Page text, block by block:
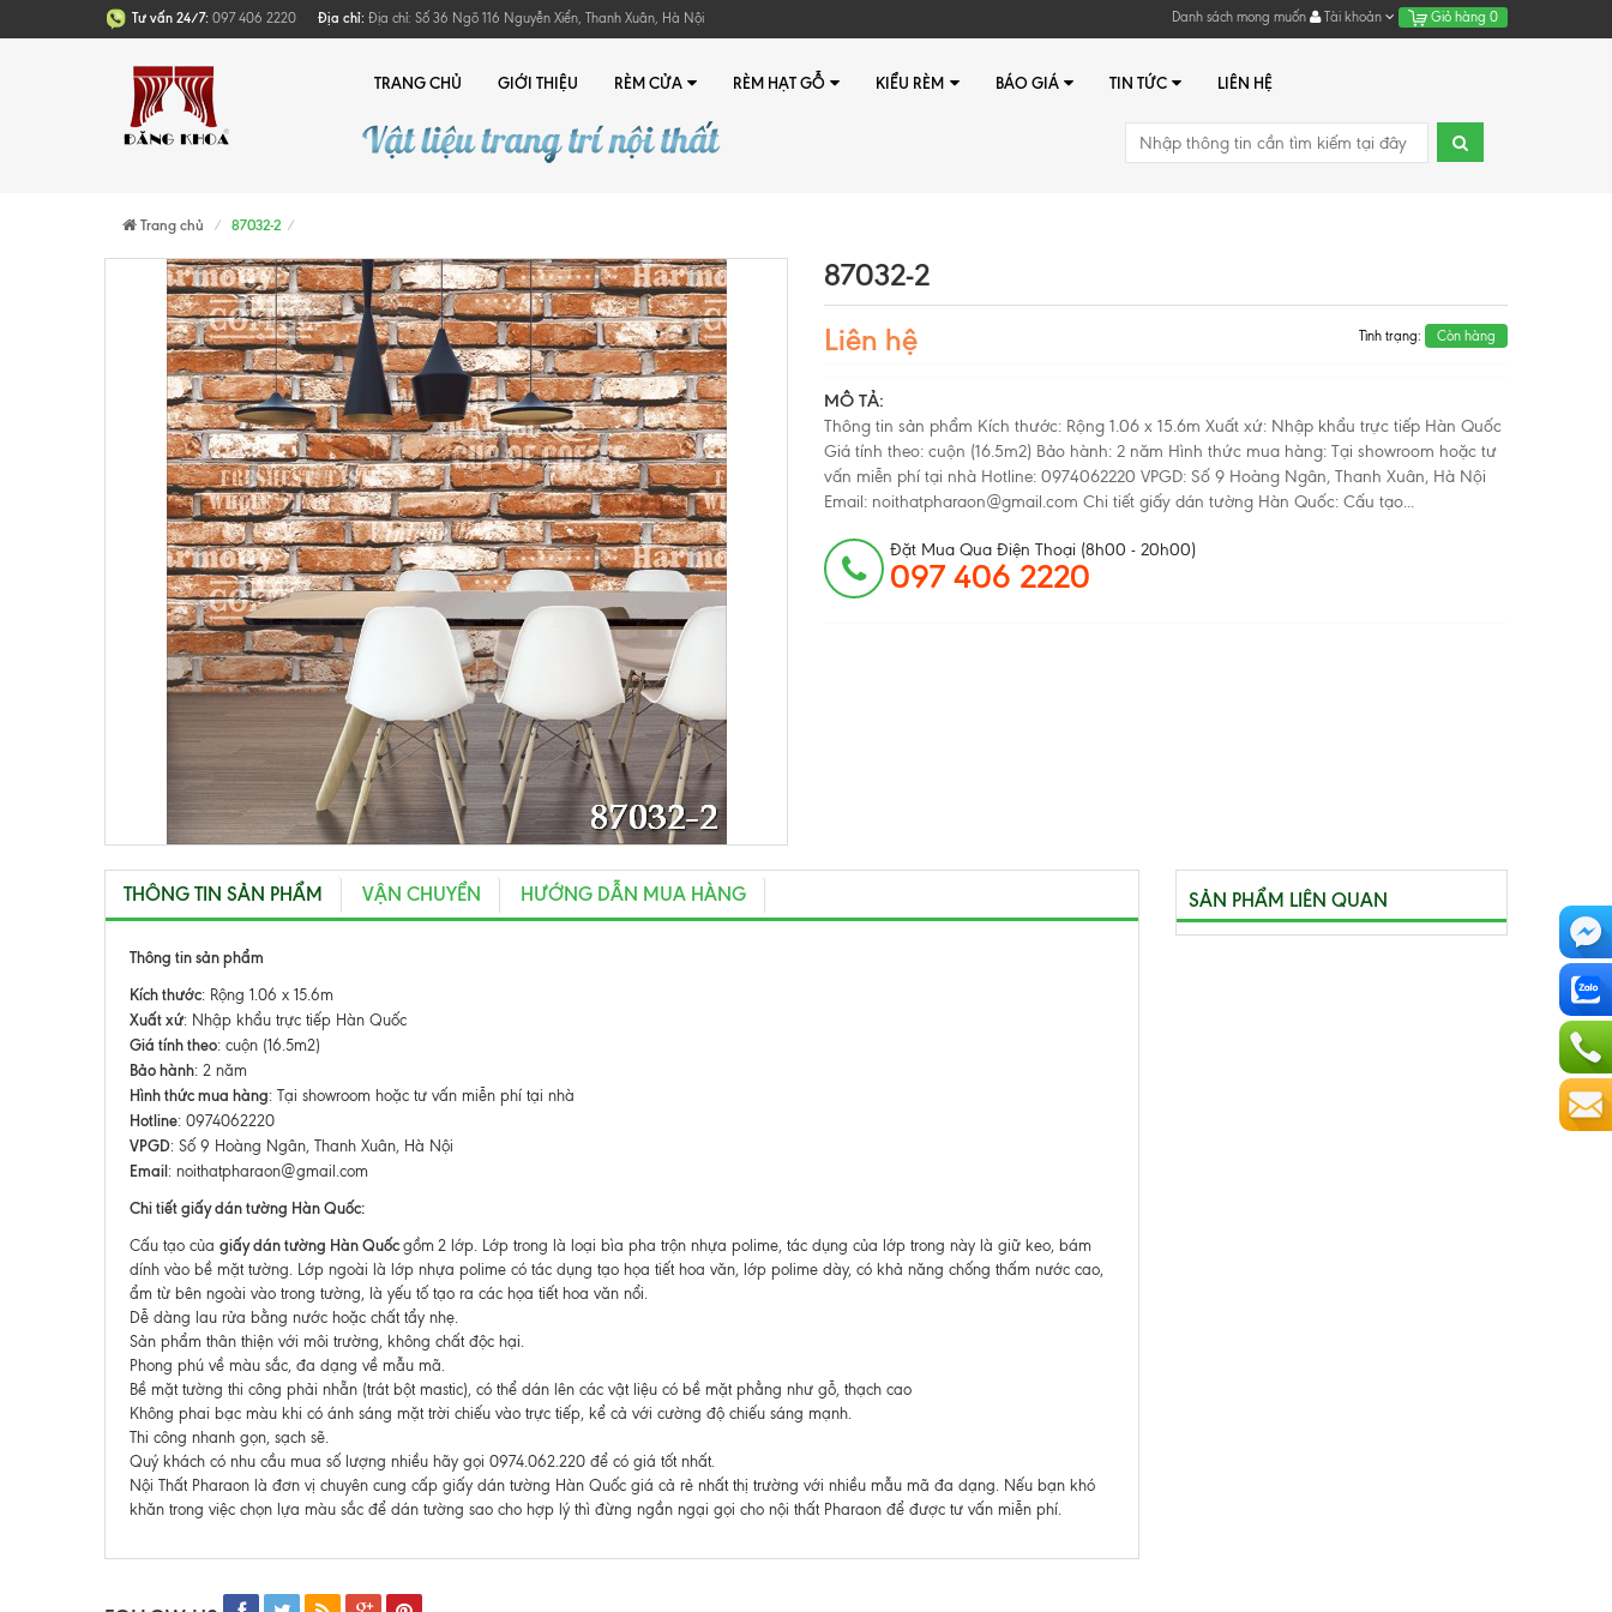
Tư vấn 24/7: 097 406 2220 Địa chỉ: Địa chỉ: Số 36 Ngõ 116 Nguyễn Xiển, Thanh Xuân, Hà Nội Danh sách mong muốn Tài khoản Giỏ hàng 0
TRANG CHỦ GIỚI THIỆU RÈM CỬA RÈM HẠT GỖ KIỂU RÈM BÁO GIÁ TIN TỨC LIÊN HỆ
Trang chủ 87032-2
87032-2
Liên hệ
Tình trạng: Còn hàng
MÔ TẢ:
Thông tin sản phẩm Kích thước: Rộng 1.06 x 15.6m Xuất xứ: Nhập khẩu trực tiếp Hàn Quốc
Giá tính theo: cuộn (16.5m2) Bảo hành: 2 năm Hình thức mua hàng: Tại showroom hoặc tư
vấn miễn phí tại nhà Hotline: 0974062220 VPGD: Số 9 Hoàng Ngân, Thanh Xuân, Hà Nội
Email: noithatpharaon@gmail.com Chi tiết giấy dán tường Hàn Quốc: Cấu tạo...
Đặt Mua Qua Điện Thoại (8h00 - 20h00)
097 406 2220
THÔNG TIN SẢN PHẨM VẬN CHUYỂN HƯỚNG DẪN MUA HÀNG
Thông tin sản phẩm
Kích thước: Rộng 1.06 x 15.6m
Xuất xứ: Nhập khẩu trực tiếp Hàn Quốc
Giá tính theo: cuộn (16.5m2)
Bảo hành: 2 năm
Hình thức mua hàng: Tại showroom hoặc tư vấn miễn phí tại nhà
Hotline: 0974062220
VPGD: Số 9 Hoàng Ngân, Thanh Xuân, Hà Nội
Email: noithatpharaon@gmail.com
Chi tiết giấy dán tường Hàn Quốc:
Cấu tạo của giấy dán tường Hàn Quốc gồm 2 lớp. Lớp trong là loại bìa pha trộn nhựa polime, tác dụng của lớp trong này là giữ keo, bám
dính vào bề mặt tường. Lớp ngoài là lớp nhựa polime có tác dụng tạo họa tiết hoa văn, lớp polime dày, có khả năng chống thấm nước cao,
ẩm từ bên ngoài vào trong tường, là yếu tố tạo ra các họa tiết hoa văn nổi.
Dễ dàng lau rửa bằng nước hoặc chất tẩy nhẹ.
Sản phẩm thân thiện với môi trường, không chất độc hại.
Phong phú về màu sắc, đa dạng về mẫu mã.
Bề mặt tường thi công phải nhẵn (trát bột mastic), có thể dán lên các vật liệu có bề mặt phẳng như gỗ, thạch cao
Không phai bạc màu khi có ánh sáng mặt trời chiếu vào trực tiếp, kể cả với cường độ chiếu sáng mạnh.
Thi công nhanh gọn, sạch sẽ.
Quý khách có nhu cầu mua số lượng nhiều hãy gọi 0974.062.220 để có giá tốt nhất.
Nội Thất Pharaon là đơn vị chuyên cung cấp giấy dán tường Hàn Quốc giá cả rẻ nhất thị trường với nhiều mẫu mã đa dạng. Nếu bạn khó
khăn trong việc chọn lựa màu sắc để dán tường sao cho hợp lý thì đừng ngần ngại gọi cho nội thất Pharaon để được tư vấn miễn phí.
SẢN PHẨM LIÊN QUAN